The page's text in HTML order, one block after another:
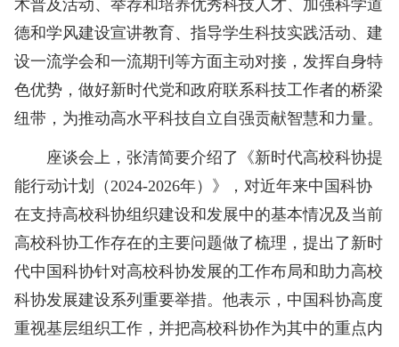
术普及活动、举荐和培养优秀科技人才、加强科学道
德和学风建设宣讲教育、指导学生科技实践活动、建
设一流学会和一流期刊等方面主动对接，发挥自身特
色优势，做好新时代党和政府联系科技工作者的桥梁
纽带，为推动高水平科技自立自强贡献智慧和力量。
座谈会上，张清简要介绍了《新时代高校科协提
能行动计划（2024-2026年）》，对近年来中国科协
在支持高校科协组织建设和发展中的基本情况及当前
高校科协工作存在的主要问题做了梳理，提出了新时
代中国科协针对高校科协发展的工作布局和助力高校
科协发展建设系列重要举措。他表示，中国科协高度
重视基层组织工作，并把高校科协作为其中的重点内